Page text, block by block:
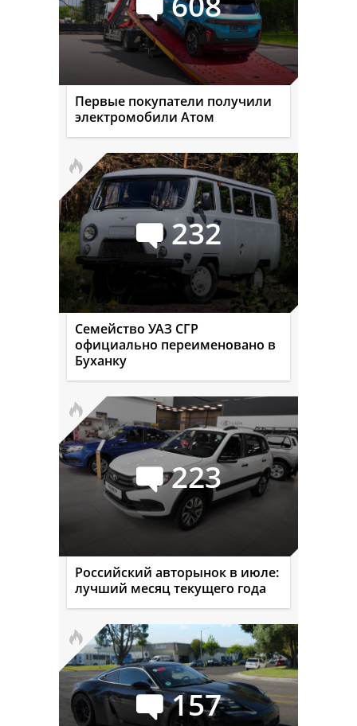
Первые покупатели получили
электромобили Атом
232
Семейство УАЗ СГР
официально переименовано в
Буханку
223
Российский авторынок в июле:
лучший месяц текущего года
157